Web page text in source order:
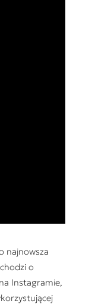
najnowsza
o
Instagramie,